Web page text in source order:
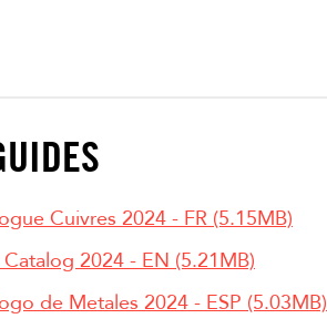
Cuivres 2024 - FR (5.15MB)
Catalog 2024 - EN (5.21MB)
de Metales 2024 - ESP (5.03MB)